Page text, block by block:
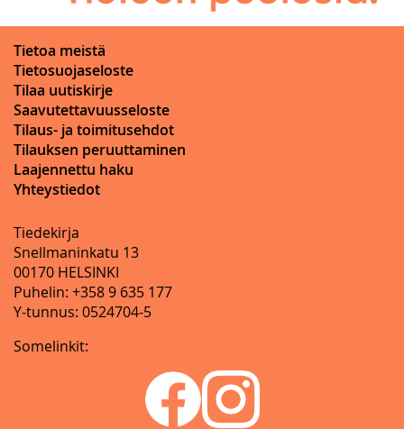
Tietoa meistä
Tietosuojaseloste
Tilaa uutiskirje
Saavutettavuusseloste
Tilaus- ja toimitusehdot
Tilauksen peruuttaminen
Laajennettu haku
Yhteystiedot
Tiedekirja
Snellmaninkatu 13
00170 HELSINKI
Puhelin: +358 9 635 177
Y-tunnus: 0524704-5
Somelinkit: